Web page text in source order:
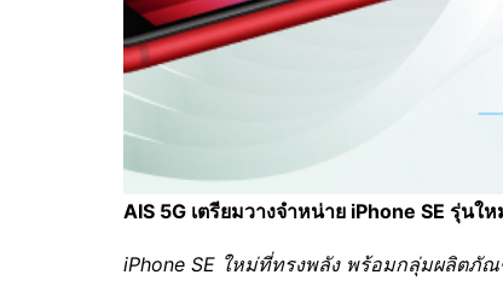
AIS 5G เตรียมวางจำหน่าย iPhone SE รุ่น
iPhone SE ใหม่ที่ทรงพลัง พร้อมกลุ่มผลิตภั